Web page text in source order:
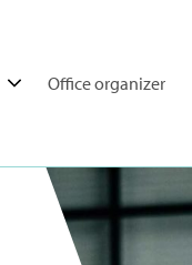
Office organizer